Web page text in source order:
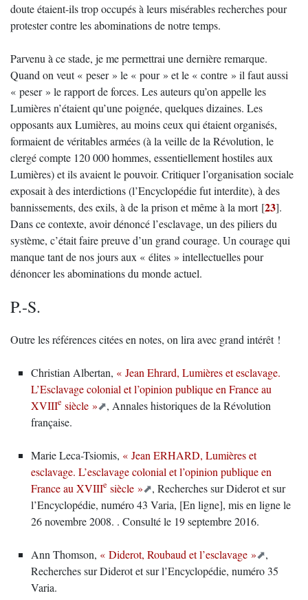
doute étaient-ils trop occupés à leurs misérables recherches pour
protester contre les abominations de notre temps.
Parvenu à ce stade, je me permettrai une dernière remarque.
Quand on veut « peser » le « pour » et le « contre » il faut aussi
« peser » le rapport de forces. Les auteurs qu’on appelle les
Lumières n’étaient qu’une poignée, quelques dizaines. Les
opposants aux Lumières, au moins ceux qui étaient organisés,
formaient de véritables armées (à la veille de la Révolution, le
clergé compte 120 000 hommes, essentiellement hostiles aux
Lumières) et ils avaient le pouvoir. Critiquer l’organisation sociale
exposait à des interdictions (l’Encyclopédie fut interdite), à des
bannissements, des exils, à de la prison et même à la mort[23].
Dans ce contexte, avoir dénoncé l’esclavage, un des piliers du
système, c’était faire preuve d’un grand courage. Un courage qui
manque tant de nos jours aux « élites » intellectuelles pour
dénoncer les abominations du monde actuel.
P.-S.
Outre les références citées en notes, on lira avec grand intérêt !
Christian Albertan, « Jean Ehrard, Lumières et esclavage.
L’Esclavage colonial et l’opinion publique en France au
XVIIIe siècle »
, Annales historiques de la Révolution
française.
Marie Leca-Tsiomis, « Jean ERHARD, Lumières et
esclavage. L’esclavage colonial et l’opinion publique en
France au XVIIIe siècle »
, Recherches sur Diderot et sur
l’Encyclopédie, numéro 43 Varia, [En ligne], mis en ligne le
26 novembre 2008. . Consulté le 19 septembre 2016.
Ann Thomson, « Diderot, Roubaud et l’esclavage »
,
Recherches sur Diderot et sur l’Encyclopédie, numéro 35
Varia.